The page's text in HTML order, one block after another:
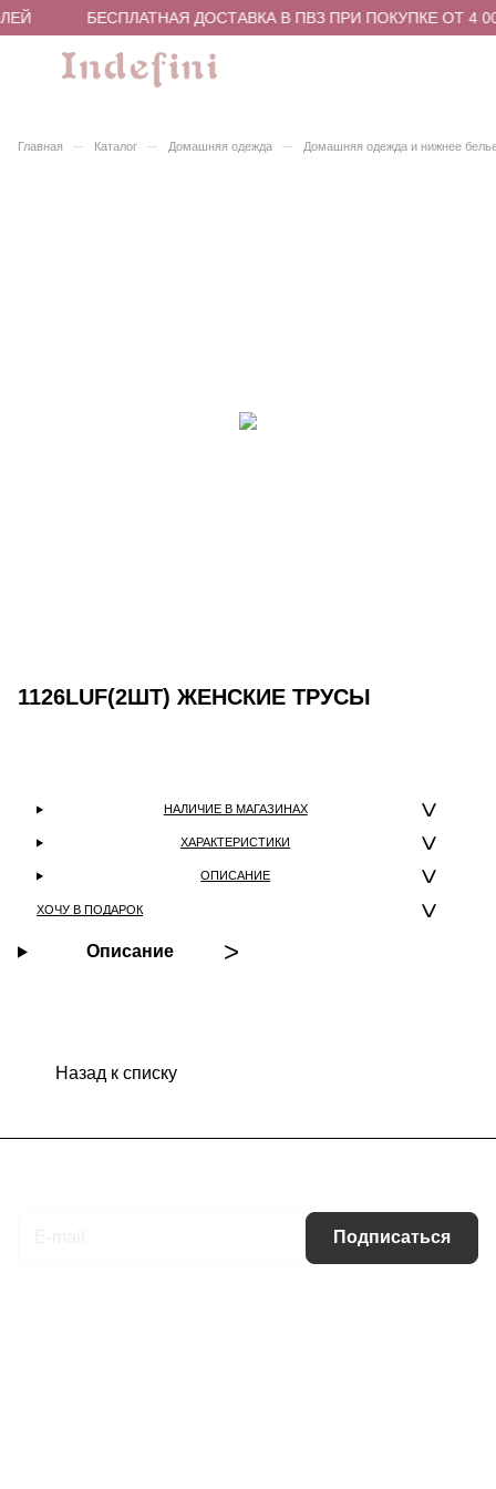
БЕСПЛАТНАЯ ДОСТАВКА В ПВЗ ПРИ ПОКУПКЕ ОТ 4
Главная – Каталог – Домашняя одежда – Домашняя одежда и нижнее
1126LUF(2ШТ) ЖЕНСКИЕ ТРУСЫ
НАЛИЧИЕ В МАГАЗИНАХ
ХАРАКТЕРИСТИКИ
ОПИСАНИЕ
ХОЧУ В ПОДАРОК
Описание
Назад к списку
Подписаться